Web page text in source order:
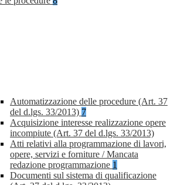
Automatizzazione delle procedure (Art. 37
del d.lgs. 33/2013) 7
Acquisizione interesse realizzazione opere
incompiute (Art. 37 del d.lgs. 33/2013)
Atti relativi alla programmazione di lavori,
opere, servizi e forniture / Mancata
redazione programmazione 1
Documenti sul sistema di qualificazione